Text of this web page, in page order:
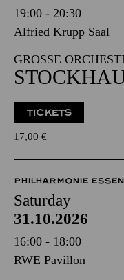
19:00 - 20:30
Alfried Krupp Saal
GROSSE
TICKETS
17,00 €
PHILHARMONIE ESSEN
Saturday
31.10.2026
16:00 - 18:00
RWE Pavillon